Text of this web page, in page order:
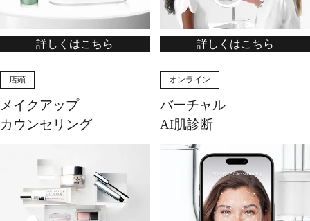
詳しくはこちら 詳しくはこちら
店頭
メイクアップ
カウンセリング
オンライン
バーチャル
AI肌診断